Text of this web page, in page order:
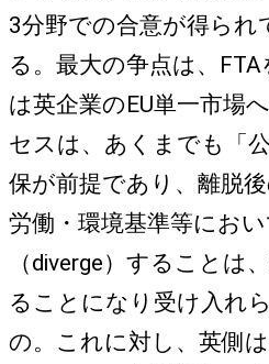
3分野での合意が得られ
る。最大の争点は、
は英企業のEU単一市場
セスは、あくまでも「
保が前提であり、離脱後
労働・環境基準等にお
（diverge）することは
ることになり受け入れ
の。これに対し、英側